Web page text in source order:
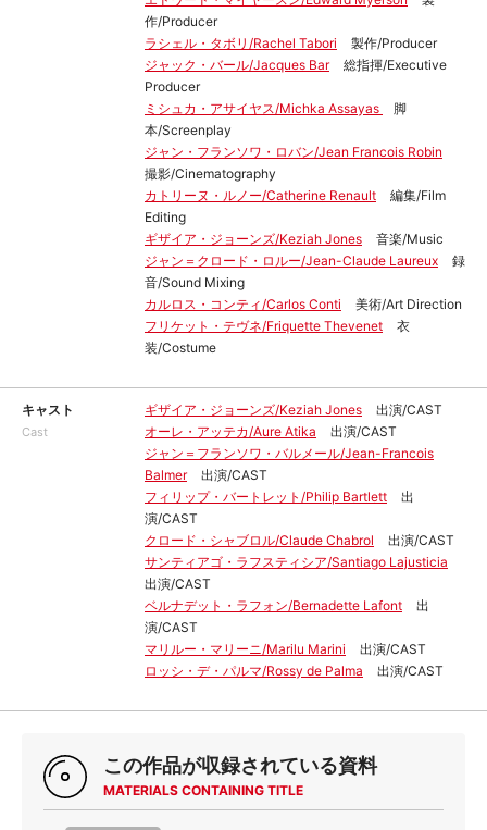
作/Producer
ラシェル・タボリ/Rachel Tabori
製作/Producer
ジャック・バール/Jacques Bar
総指揮/Executive
Producer
ミシュカ・アサイヤス/Michka Assayas
脚
本/Screenplay
ジャン・フランソワ・ロバン/Jean Francois Robin
撮影/Cinematography
カトリーヌ・ルノー/Catherine Renault
編集/Film
Editing
ギザイア・ジョーンズ/Keziah Jones
音楽/Music
ジャン＝クロード・ロルー/Jean-Claude Laureux
録
音/Sound Mixing
カルロス・コンティ/Carlos Conti
美術/Art Direction
フリケット・テヴネ/Friquette Thevenet
衣
装/Costume
キャスト
Cast
ギザイア・ジョーンズ/Keziah Jones
出演/CAST
オーレ・アッテカ/Aure Atika
出演/CAST
ジャン＝フランソワ・バルメール/Jean-Francois
Balmer
出演/CAST
フィリップ・バートレット/Philip Bartlett
出
演/CAST
クロード・シャブロル/Claude Chabrol
出演/CAST
サンティアゴ・ラフスティシア/Santiago Lajusticia
出演/CAST
ベルナデット・ラフォン/Bernadette Lafont
出
演/CAST
マリルー・マリーニ/Marilu Marini
出演/CAST
ロッシ・デ・パルマ/Rossy de Palma
出演/CAST
この作品が収録されている資料
MATERIALS CONTAINING TITLE